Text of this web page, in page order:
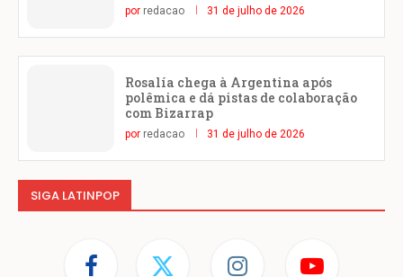
por redacao 31 de julho de 2026
Rosalía chega à Argentina após
polêmica e dá pistas de colaboração
com Bizarrap
por redacao 31 de julho de 2026
SIGA LATINPOP